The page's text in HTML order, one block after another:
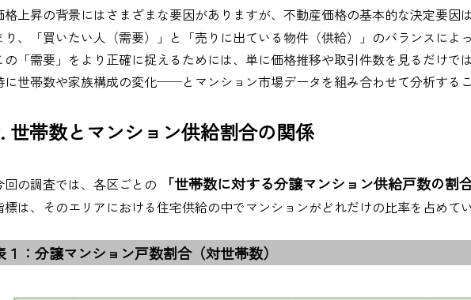
格上昇の背景にはさまざまな要因がありますが、不動産価格の基本的な決定要因は
り、「買いたい人（需要）」と「売りに出ている物件（供給）」のバランスによ
の「需要」をより正確に捉えるためには、単に価格推移や取引件数を見るだけ
に世帯数や家族構成の変化──とマンション市場データを組み合わせて分析する
世帯数とマンション供給割合の関係
回の調査では、各区ごとの 「世帯数に対する分譲マンション供給戸数の割合
標は、そのエリアにおける住宅供給の中でマンションがどれだけの比率を占めて
１：分譲マンション戸数割合（対世帯数）